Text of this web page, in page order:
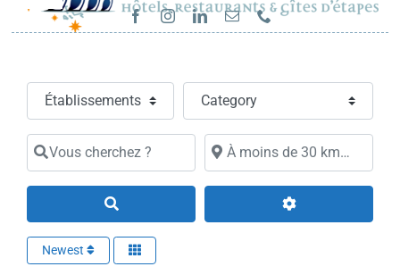
Navigation
Hébergements et restaurants
Séjours & randonnées
Cartes cadeaux
Select search type Category
Vous cherchez ? À moins de 30 km…
Search
Newest